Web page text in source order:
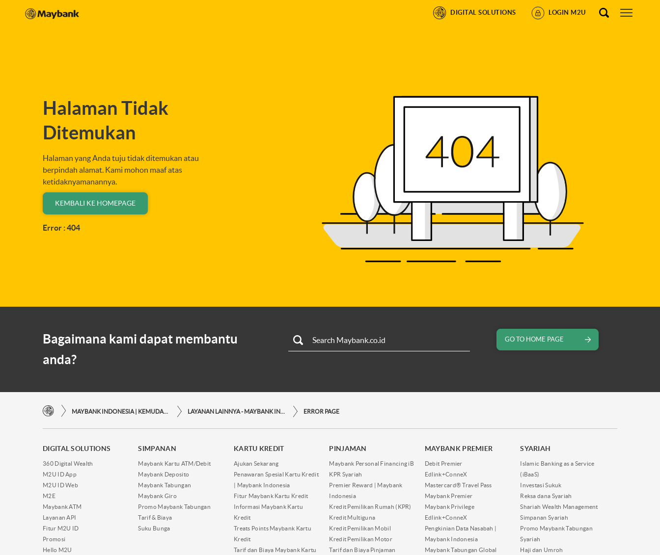
DIGITAL SOLUTIONS LOGIN M2U
Halaman Tidak
Ditemukan
Halaman yang Anda tuju tidak ditemukan atau
berpindah alamat. Kami mohon maaf atas
ketidaknyamanannya.
KEMBALI KE HOMEPAGE
Error : 404
Bagaimana kami dapat membantu
anda?
GO TO HOME PAGE
ERROR PAGE
DIGITAL SOLUTIONS
360 Digital Wealth
M2U ID App
M2U ID Web
M2E
Maybank ATM
Layanan API
Fitur M2U ID
Promosi
Hello M2U
SIMPANAN
Maybank Kartu ATM/Debit
Maybank Deposito
Maybank Tabungan
Maybank Giro
Promo Maybank Tabungan
Tarif & Biaya
Suku Bunga
KARTU KREDIT
Ajukan Sekarang
Penawaran Spesial Kartu Kredit
| Maybank Indonesia
Fitur Maybank Kartu Kredit
Informasi Maybank Kartu
Kredit
Treats Points Maybank Kartu
Kredit
Tarif dan Biaya Maybank Kartu
PINJAMAN
Maybank Personal Financing iB
KPR Syariah
Premier Reward | Maybank
Indonesia
Kredit Pemilikan Rumah (KPR)
Kredit Multiguna
Kredit Pemilikan Mobil
Kredit Pemilikan Motor
Tarif dan Biaya Pinjaman
MAYBANK PREMIER
Debit Premier
Edlink+ConneX
Mastercard® Travel Pass
Maybank Premier
Maybank Privilege
Edlink+ConneX
Pengkinian Data Nasabah |
Maybank Indonesia
Maybank Tabungan Global
SYARIAH
Islamic Banking as a Service
(iBaaS)
Investasi Sukuk
Reksa dana Syariah
Shariah Wealth Management
Simpanan Syariah
Promo Maybank Tabungan
Syariah
Haji dan Umroh